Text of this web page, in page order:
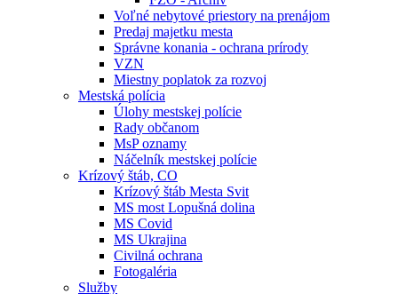
Voľné nebytové priestory na prenájom
Predaj majetku mesta
Správne konania - ochrana prírody
VZN
Miestny poplatok za rozvoj
Mestská polícia
Úlohy mestskej polície
Rady občanom
MsP oznamy
Náčelník mestskej polície
Krízový štáb, CO
Krízový štáb Mesta Svit
MS most Lopušná dolina
MS Covid
MS Ukrajina
Civilná ochrana
Fotogaléria
Služby